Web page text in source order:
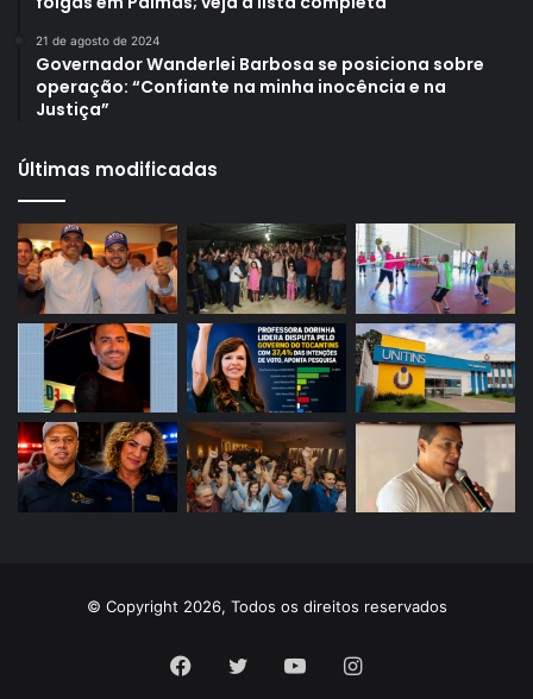
21 de agosto de 2024
Governador Wanderlei Barbosa se posiciona sobre
operação: “Confiante na minha inocência e na
Justiça”
Últimas modificadas
© Copyright 2026, Todos os direitos reservados
Facebook
Twitter YouTubeInstagram